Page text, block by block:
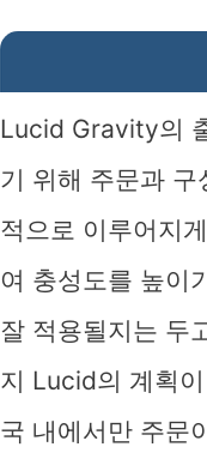
Lucid Gravity의
기 위해 주문과
적으로 이루어지
여 충성도를 높이
잘 적용될지는 두
지 Lucid의 계획
국 내에서만 주문